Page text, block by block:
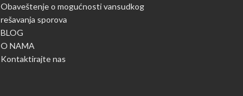
Obaveštenje o mogućnosti vansudkog
rešavanja sporova
BLOG
O NAMA
Kontaktirajte nas